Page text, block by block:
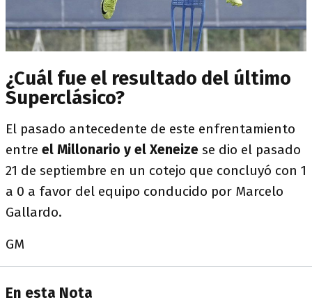
¿Cuál fue el resultado del último
Superclásico?
El pasado antecedente de este enfrentamiento
entre el Millonario y el Xeneize se dio el pasado
21 de septiembre en un cotejo que concluyó con 1
a 0 a favor del equipo conducido por Marcelo
Gallardo.
GM
En esta Nota